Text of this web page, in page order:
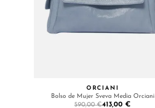
ORCIANI
Bolso de Mujer Sveva Media Orciani
590,00 €413,00 €